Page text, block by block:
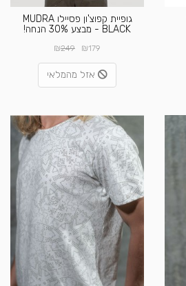
גופיית קפוצ'ון פסיילו MUDRA
BLACK - מבצע 30% הנחה!
₪179
₪249
אזל מהמלאי